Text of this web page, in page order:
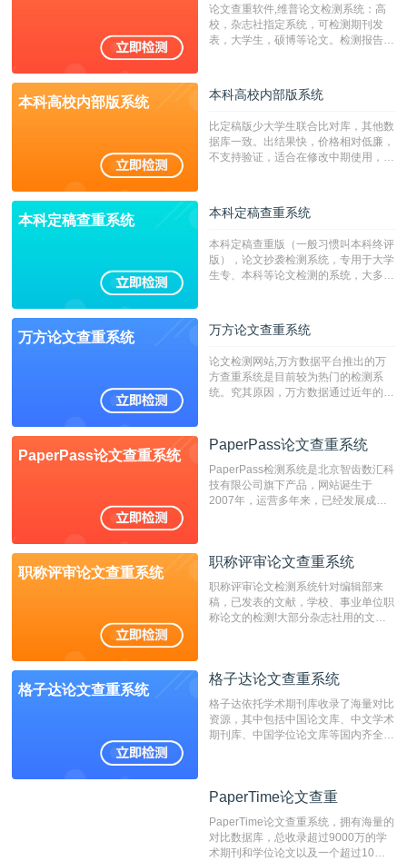
字符数30万）
论文查重软件,维普论文检测系统：高
校，杂志社指定系统，可检测期刊发
表，大学生，硕博等论文。检测报告支
本科高校内部版系统 本科高校内部版系统
比定稿版少大学生联合比对库，其他数
据库一致。出结果快，价格相对低廉，
不支持验证，适合在修改中期使用，定
本科定稿查重系统 本科定稿查重系统
本科定稿查重版（一般习惯叫本科终评
版），论文抄袭检测系统，专用于大学
生专、本科等论文检测的系统，大多数
万方论文查重系统 万方论文查重系统
论文检测网站,万方数据平台推出的万
方查重系统是目前较为热门的检测系
统。究其原因，万方数据通过近年的发
检测系统，其真实性和权威性无可厚
非。其次，相对于知网而言，万方检测
费用少，上手容易，是学生初次论文查
重的推荐系统。
PaperPass论文查重系统
PaperPass论文查重系统
PaperPass检测系统是北京智齿数汇科
技有限公司旗下产品，网站诞生于
2007年，运营多年来，已经发展成为
检测速度快、精度高，市场反映良好。
职称评审论文查重系统
职称评审论文查重系统
职称评审论文检测系统针对编辑部来
稿，已发表的文献，学校、事业单位职
称论文的检测!大部分杂志社用的文献
编辑部检测来稿和已发表的文献,检测
测时注意填写第一作者,才能排除已发
表文献复制比。（限制字符数1万）
格子达论文查重系统
格子达论文查重系统
格子达依托学术期刊库收录了海量对比
资源，其中包括中国论文库、中文学术
期刊库、中国学位论文库等国内齐全的
系统，可检测中文、英文两种语言的论
PaperTime论文查重
PaperTime论文查重系统，拥有海量的
对比数据库，总收录超过9000万的学
术期刊和学位论文以及一个超过10亿